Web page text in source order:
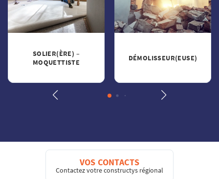
SOLIER(ÈRE) –
MOQUETTISTE
DÉMOLISSEUR(EUSE)
VOS CONTACTS
Contactez votre constructys régional